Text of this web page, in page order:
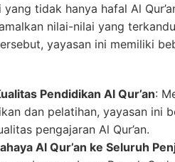
tidak hanya hafal Al
nilai-nilai yang
yayasan ini memiliki
Pendidikan Al Qur’an:
dan pelatihan, yayasan ini
pengajaran Al Qur’an.
Al Qur’an ke Seluruh